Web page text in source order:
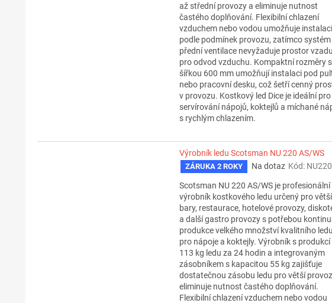
až střední provozy a eliminuje nutnost
častého doplňování. Flexibilní chlazení
vzduchem nebo vodou umožňuje instalaci
podle podmínek provozu, zatímco systém
přední ventilace nevyžaduje prostor vzadu
pro odvod vzduchu. Kompaktní rozměry s
šířkou 600 mm umožňují instalaci pod
nebo pracovní desku, což šetří cenný
v provozu. Kostkový led Dice je ideální pro
servírování nápojů, koktejlů a míchané
s rychlým chlazením.
Výrobník ledu Scotsman NU 220 AS/WS
ZÁRUKA 2 ROKY Na dotaz Kód:
Scotsman NU 220 AS/WS je profesionální
výrobník kostkového ledu určený pro větší
bary, restaurace, hotelové provozy,
a další gastro provozy s potřebou
produkce velkého množství kvalitního ledu
pro nápoje a koktejly. Výrobník s produkcí
113 kg ledu za 24 hodin a integrovaným
zásobníkem s kapacitou 55 kg zajišťuje
dostatečnou zásobu ledu pro větší
eliminuje nutnost častého doplňování.
Flexibilní chlazení vzduchem nebo vodou